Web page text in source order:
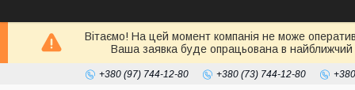
Вітаємо! На цей момент компанія не може
Ваша заявка буде опрацьована в
+380 (97) 744-12-80 +380 (73) 744-12-80